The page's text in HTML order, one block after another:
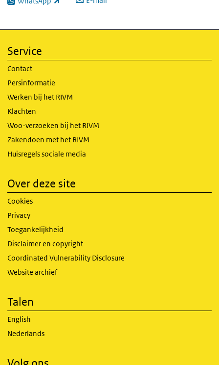
(externe link)
Service
Contact
Persinformatie
Werken bij het RIVM
Klachten
Woo-verzoeken bij het RIVM
Zakendoen met het RIVM
Huisregels sociale media
Over deze site
Cookies
Privacy
Toegankelijkheid
Disclaimer en copyright
Coordinated Vulnerability Disclosure
Website archief
Talen
English
Nederlands